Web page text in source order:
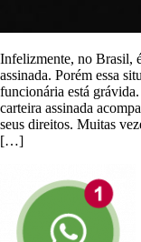
Infelizmente, no Brasil,
assinada. Porém essa
funcionária está
carteira assinada
seus direitos. Muitas
[…]